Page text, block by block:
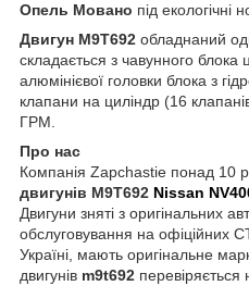
Опель Мовано під
Двигун M9T692 обладнаний
складається з чавунного блока
алюмінієвої головки блока з
клапани на циліндр (16
ГРМ.
Про нас
Компанія Zapchastie понад 10
двигунів M9T692 Nissan
Двигуни зняті з оригінальних
обслуговування на офіційних
Україні, мають оригінальне
двигунів m9t692